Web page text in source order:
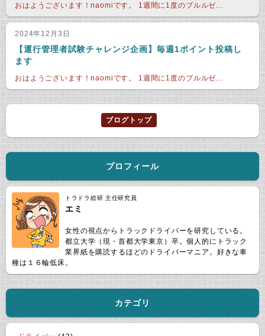
おはようございます！naomiです。 1週間に1度のブルルゼ...
2024年12月3日
【運行管理者試験チャレンジ企画】毎週1ポイント投稿し
ます
おはようございます！naomiです。 1週間に1度のブルルゼ...
ブログトップ
プロフィール
トラドラ総研 主任研究員
エミ
女性の視点からトラックドライバーを研究している。
都立大学（現・首都大学東京）卒。個人的にトラック
業界紙を購読するほどのドライバーマニア。好きな車
種は１６輪低床。
カテゴリ